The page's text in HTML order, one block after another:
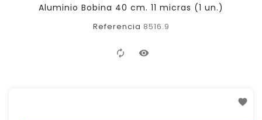
Aluminio Bobina 40 cm. 11 micras (1 un.)
Referencia 8516.9